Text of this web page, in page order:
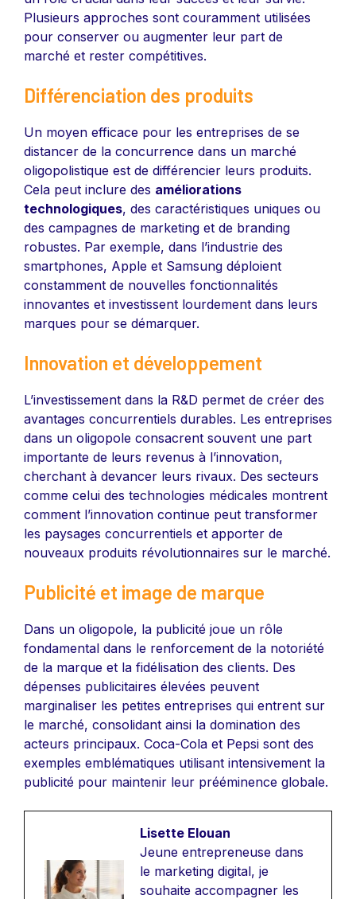
Plusieurs approches sont couramment utilisées
pour conserver ou augmenter leur part de
marché et rester compétitives.
Différenciation des produits
Un moyen efficace pour les entreprises de se
distancer de la concurrence dans un marché
oligopolistique est de différencier leurs produits.
Cela peut inclure des améliorations
technologiques, des caractéristiques uniques ou
des campagnes de marketing et de branding
robustes. Par exemple, dans l’industrie des
smartphones, Apple et Samsung déploient
constamment de nouvelles fonctionnalités
innovantes et investissent lourdement dans leurs
marques pour se démarquer.
Innovation et développement
L’investissement dans la R&D permet de créer des
avantages concurrentiels durables. Les entreprises
dans un oligopole consacrent souvent une part
importante de leurs revenus à l’innovation,
cherchant à devancer leurs rivaux. Des secteurs
comme celui des technologies médicales montrent
comment l’innovation continue peut transformer
les paysages concurrentiels et apporter de
nouveaux produits révolutionnaires sur le marché.
Publicité et image de marque
Dans un oligopole, la publicité joue un rôle
fondamental dans le renforcement de la notoriété
de la marque et la fidélisation des clients. Des
dépenses publicitaires élevées peuvent
marginaliser les petites entreprises qui entrent sur
le marché, consolidant ainsi la domination des
acteurs principaux. Coca-Cola et Pepsi sont des
exemples emblématiques utilisant intensivement la
publicité pour maintenir leur prééminence globale.
Lisette Elouan
Jeune entrepreneuse dans
le marketing digital, je
souhaite accompagner les